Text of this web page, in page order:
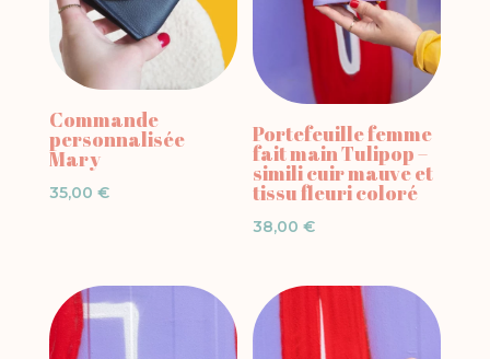
Commande
personnalisée
Mary
35,00 €
Portefeuille femme
fait main Tulipop –
simili cuir mauve et
tissu fleuri coloré
38,00€